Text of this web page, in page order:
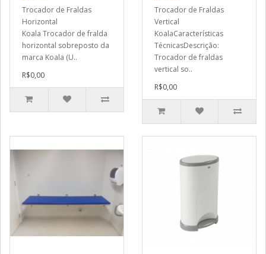
Trocador de Fraldas
Horizontal
Koala Trocador de fralda
horizontal sobreposto da
marca Koala (U..
R$0,00
Trocador de Fraldas
Vertical
KoalaCaracterísticas
TécnicasDescrição:
Trocador de fraldas
vertical so..
R$0,00